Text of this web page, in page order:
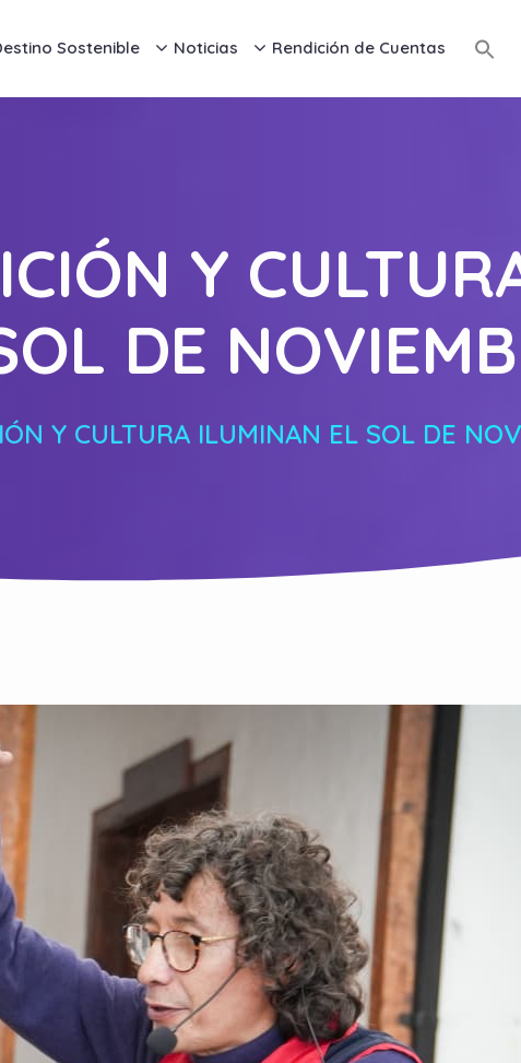
Sostenible Noticias Rendición de Cuentas
Y
DE
Y CULTURA ILUMINAN EL SOL DE